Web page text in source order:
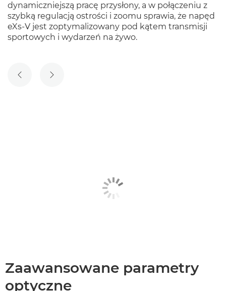
dynamiczniejszą pracę przysłony, a w połączeniu z
szybką regulacją ostrości i zoomu sprawia, że napęd
eXs-V jest zoptymalizowany pod kątem transmisji
sportowych i wydarzeń na żywo.
POPRZEDNI SLAJD
NASTĘPNY SLAJD
Zaawansowane parametry
optyczne